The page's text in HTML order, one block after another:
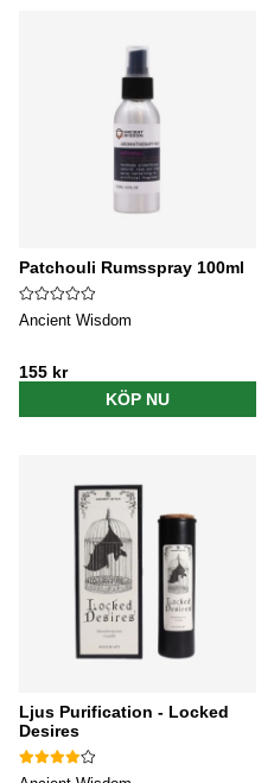
Patchouli Rumsspray 100ml
Ancient Wisdom
155 kr
KÖP NU
Ljus Purification - Locked
Desires